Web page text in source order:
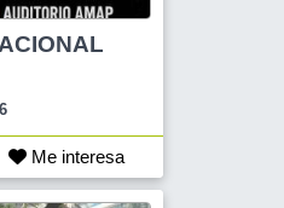
Me interesa